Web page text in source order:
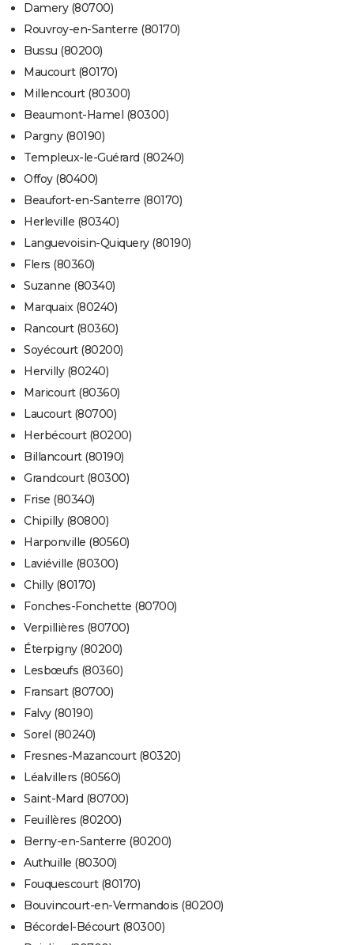
Damery (80700)
Rouvroy-en-Santerre (80170)
Bussu (80200)
Maucourt (80170)
Millencourt (80300)
Beaumont-Hamel (80300)
Pargny (80190)
Templeux-le-Guérard (80240)
Offoy (80400)
Beaufort-en-Santerre (80170)
Herleville (80340)
Languevoisin-Quiquery (80190)
Flers (80360)
Suzanne (80340)
Marquaix (80240)
Rancourt (80360)
Soyécourt (80200)
Hervilly (80240)
Maricourt (80360)
Laucourt (80700)
Herbécourt (80200)
Billancourt (80190)
Grandcourt (80300)
Frise (80340)
Chipilly (80800)
Harponville (80560)
Laviéville (80300)
Chilly (80170)
Fonches-Fonchette (80700)
Verpillières (80700)
Éterpigny (80200)
Lesbœufs (80360)
Fransart (80700)
Falvy (80190)
Sorel (80240)
Fresnes-Mazancourt (80320)
Léalvillers (80560)
Saint-Mard (80700)
Feuillères (80200)
Berny-en-Santerre (80200)
Authuille (80300)
Fouquescourt (80170)
Bouvincourt-en-Vermandois (80200)
Bécordel-Bécourt (80300)